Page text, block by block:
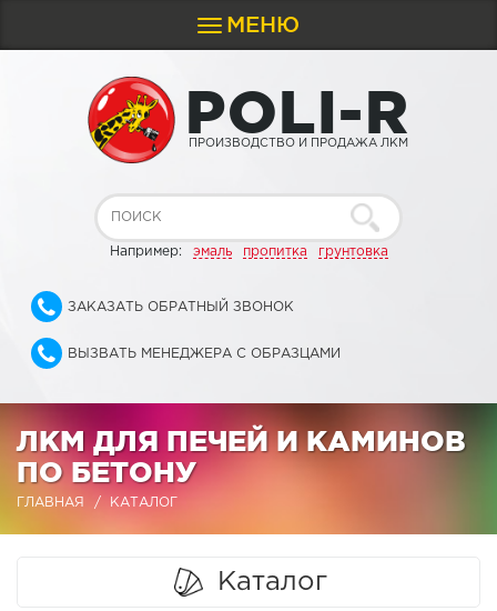
Toggle
navigation
МЕНЮ
POLI-R
ПРОИЗВОДСТВО И ПРОДАЖА ЛКМ
Например: эмаль пропитка грунтовка
ЗАКАЗАТЬ ОБРАТНЫЙ ЗВОНОК
ВЫЗВАТЬ МЕНЕДЖЕРА С ОБРАЗЦАМИ
ЛКМ ДЛЯ ПЕЧЕЙ И КАМИНОВ
ПО БЕТОНУ
ГЛАВНАЯ КАТАЛОГ
Каталог